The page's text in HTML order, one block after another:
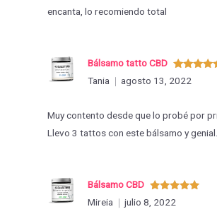
encanta, lo recomiendo total
Valorado
con
Bálsamo tatto CBD
Tania
agosto 13, 2022
Muy contento desde que lo probé por
Llevo 3 tattos con este bálsamo y genial.
Valorado
con5de 5
Bálsamo CBD
Mireia
julio 8, 2022